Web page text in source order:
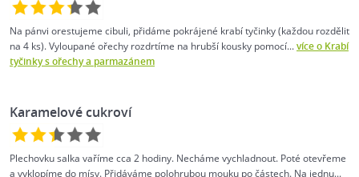
Na pánvi orestujeme cibuli, přidáme pokrájené krabí tyčinky (každou rozdělit
na 4 ks). Vyloupané ořechy rozdrtíme na hrubší kousky pomocí...více o Krabí
tyčinky s ořechy a parmazánem
Karamelové cukroví
Plechovku salka vaříme cca 2 hodiny. Necháme vychladnout. Poté otevřeme
a vyklopíme do mísy. Přidáváme polohrubou mouku po částech. Na jednu...